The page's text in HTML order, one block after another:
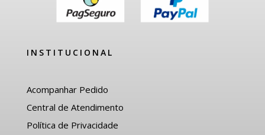
INSTITUCIONAL
Acompanhar Pedido
Central de Atendimento
Política de Privacidade